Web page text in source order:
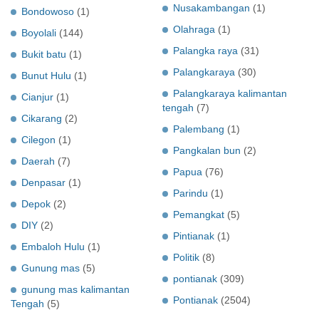
Bondowoso (1)
Boyolali (144)
Bukit batu (1)
Bunut Hulu (1)
Cianjur (1)
Cikarang (2)
Cilegon (1)
Daerah (7)
Denpasar (1)
Depok (2)
DIY (2)
Embaloh Hulu (1)
Gunung mas (5)
gunung mas kalimantan
Tengah (5)
Nusakambangan (1)
Olahraga (1)
Palangka raya (31)
Palangkaraya (30)
Palangkaraya kalimantan
tengah (7)
Palembang (1)
Pangkalan bun (2)
Papua (76)
Parindu (1)
Pemangkat (5)
Pintianak (1)
Politik (8)
pontianak (309)
Pontianak (2504)